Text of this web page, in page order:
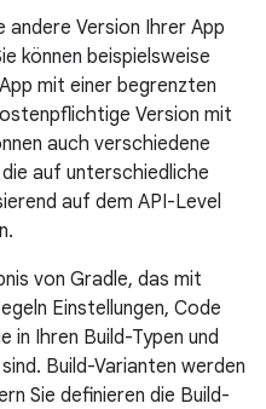
andere Version Ihrer App
können beispielsweise
mit einer begrenzten
Version mit
auch verschiedene
auf unterschiedliche
auf dem API-Level
von Gradle, das mit
Einstellungen, Code
in Ihren Build-Typen und
Build-Varianten werden
Sie definieren die Build-